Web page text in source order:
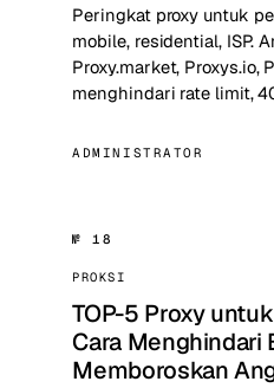
Peringkat proxy untuk
mobile, residential, ISP.
Proxy.market, Proxys.io,
menghindari rate limit,
ADMINISTRATOR
№ 18
PROKSI
TOP-5 Proxy
Cara Menghindari
Memboroskan